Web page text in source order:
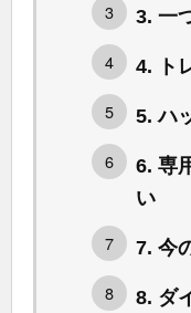
3. 一
4. ト
5. ハ
6. 専
い
7. 今
8. ダ